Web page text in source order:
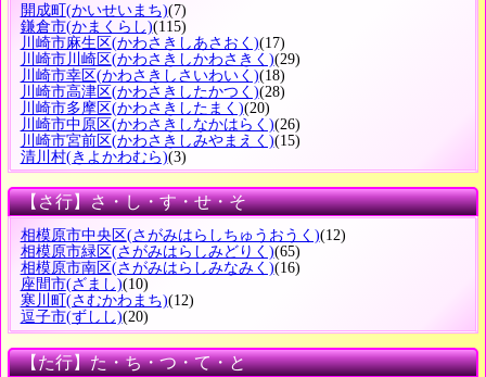
開成町(かいせいまち)(7)
鎌倉市(かまくらし)(115)
川崎市麻生区(かわさきしあさおく)(17)
川崎市川崎区(かわさきしかわさきく)(29)
川崎市幸区(かわさきしさいわいく)(18)
川崎市高津区(かわさきしたかつく)(28)
川崎市多摩区(かわさきしたまく)(20)
川崎市中原区(かわさきしなかはらく)(26)
川崎市宮前区(かわさきしみやまえく)(15)
清川村(きよかわむら)(3)
【さ行】さ・し・す・せ・そ
相模原市中央区(さがみはらしちゅうおうく)(12)
相模原市緑区(さがみはらしみどりく)(65)
相模原市南区(さがみはらしみなみく)(16)
座間市(ざまし)(10)
寒川町 (さむかわまち)(12)
逗子市(ずしし)(20)
【た行】た・ち・つ・て・と